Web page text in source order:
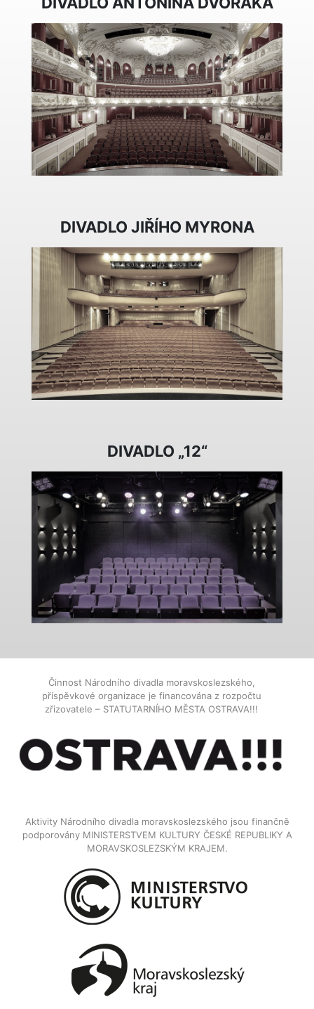
DIVADLO JIŘÍHO MYRONA
DIVADLO „12“
Činnost Národního divadla moravskoslezského,
příspěvkové organizace je financována z rozpočtu
zřizovatele – STATUTARNÍHO MĚSTA OSTRAVA!!!
Aktivity Národního divadla moravskoslezského jsou finančně
podporovány MINISTERSTVEM KULTURY ČESKÉ REPUBLIKY A
MORAVSKOSLEZSKÝM KRAJEM.